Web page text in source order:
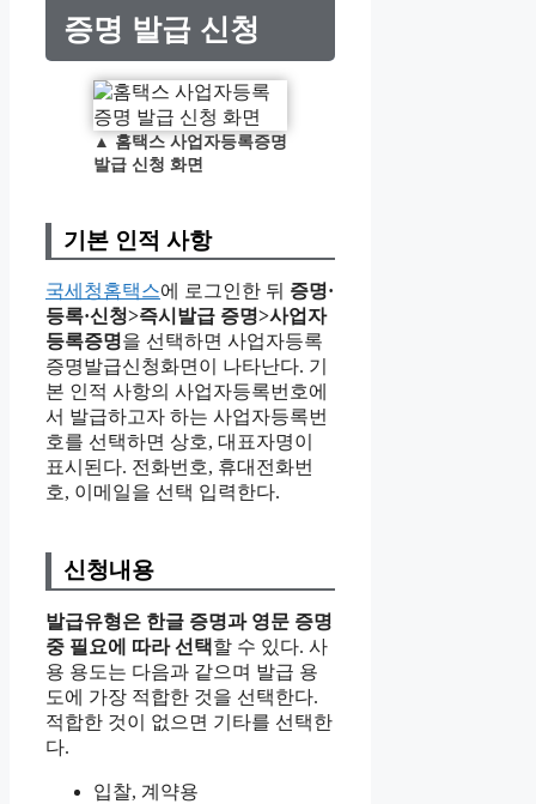
증명 발급 신청
▲ 홈택스 사업자등록증명
발급 신청 화면
기본 인적 사항
국세청홈택스에 로그인한 뒤 증명·
등록·신청>즉시발급 증명>사업자
등록증명을 선택하면 사업자등록
증명발급신청화면이 나타난다. 기
본 인적 사항의 사업자등록번호에
서 발급하고자 하는 사업자등록번
호를 선택하면 상호, 대표자명이
표시된다. 전화번호, 휴대전화번
호, 이메일을 선택 입력한다.
신청내용
발급유형은 한글 증명과 영문 증명
중 필요에 따라 선택할 수 있다. 사
용 용도는 다음과 같으며 발급 용
도에 가장 적합한 것을 선택한다.
적합한 것이 없으면 기타를 선택한
다.
입찰, 계약용